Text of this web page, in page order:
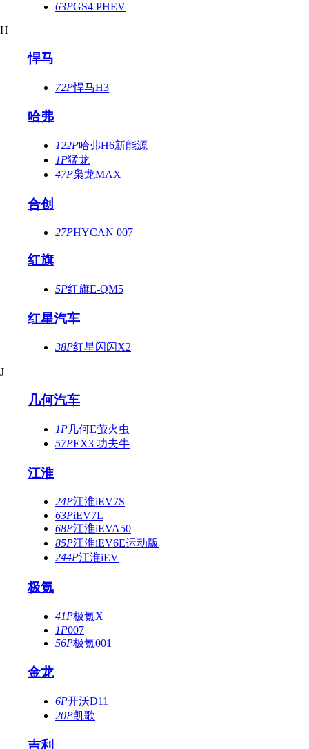
63PGS4 PHEV
H
悍马
72P悍马H3
哈弗
122P哈弗H6新能源
1P猛龙
47P枭龙MAX
合创
27PHYCAN 007
红旗
5P红旗E-QM5
红星汽车
38P红星闪闪X2
J
几何汽车
1P几何E萤火虫
57PEX3 功夫牛
江淮
24P江淮iEV7S
63PiEV7L
68P江淮iEVA50
85P江淮iEV6E运动版
244P江淮iEV
极氪
41P极氪X
1P007
56P极氪001
金龙
6P开沃D11
20P凯歌
吉利